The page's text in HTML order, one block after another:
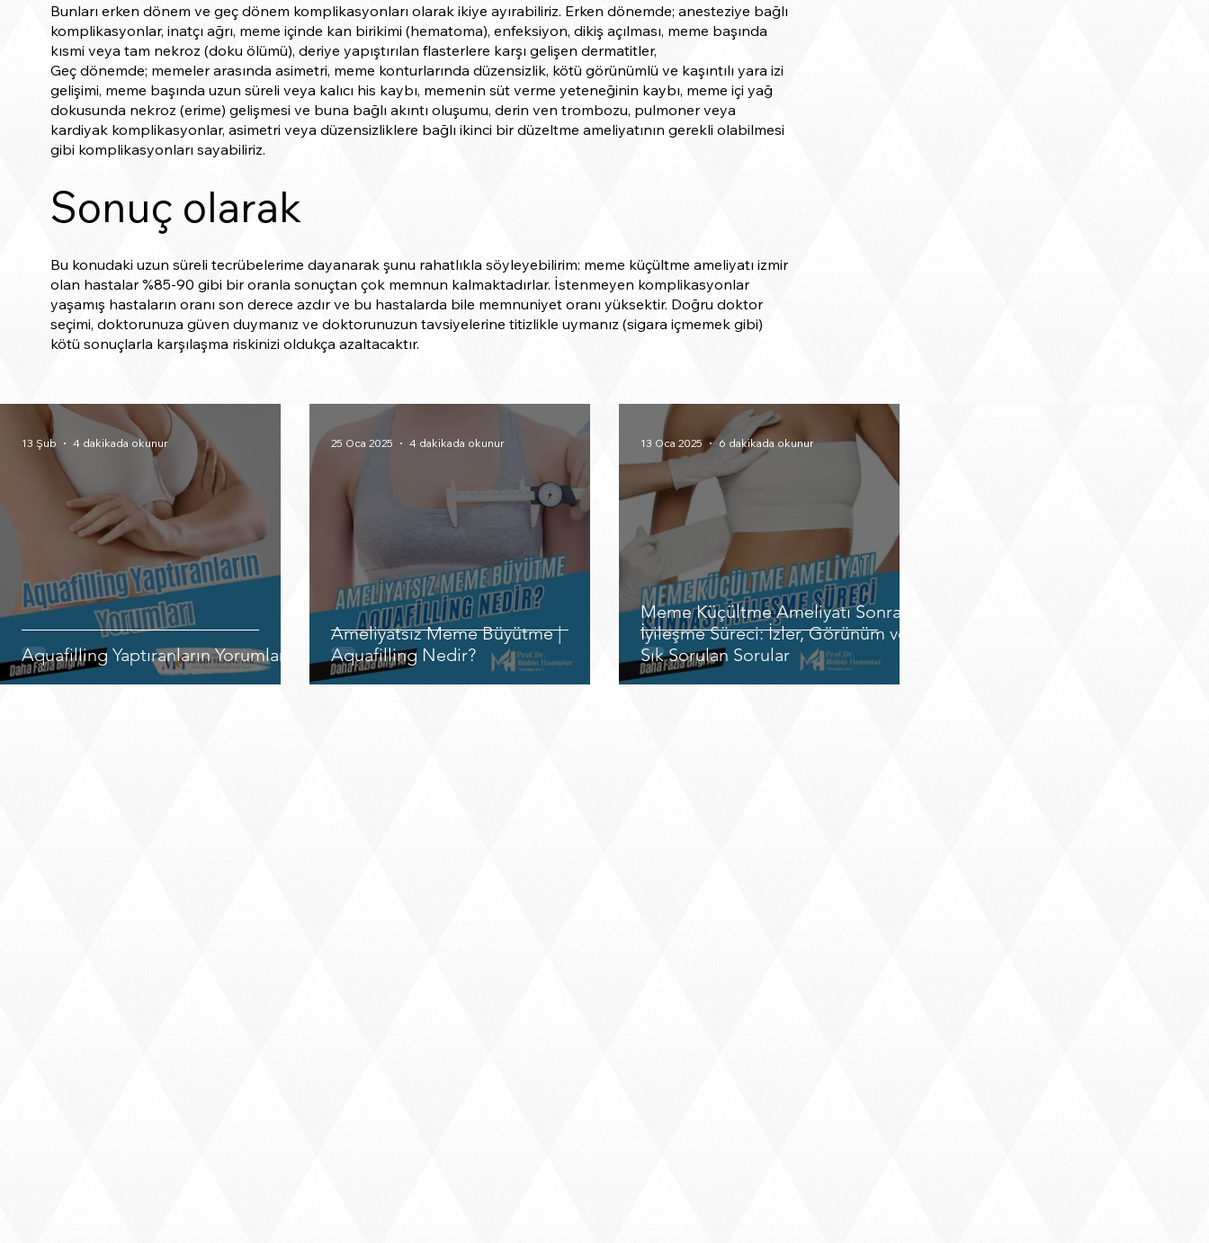
Bunları erken dönem ve geç dönem komplikasyonları olarak ikiye ayırabiliriz. Erken dönemde; anesteziye bağlı
komplikasyonlar, inatçı ağrı, meme içinde kan birikimi (hematoma), enfeksiyon, dikiş açılması, meme başında
kısmi veya tam nekroz (doku ölümü), deriye yapıştırılan flasterlere karşı gelişen dermatitler,
Geç dönemde; memeler arasında asimetri, meme konturlarında düzensizlik, kötü görünümlü ve kaşıntılı yara izi
gelişimi, meme başında uzun süreli veya kalıcı his kaybı, memenin süt verme yeteneğinin kaybı, meme içi yağ
dokusunda nekroz (erime) gelişmesi ve buna bağlı akıntı oluşumu, derin ven trombozu, pulmoner veya
kardiyak komplikasyonlar, asimetri veya düzensizliklere bağlı ikinci bir düzeltme ameliyatının gerekli olabilmesi
gibi komplikasyonları sayabiliriz.
Sonuç olarak
Bu konudaki uzun süreli tecrübelerime dayanarak şunu rahatlıkla söyleyebilirim: meme küçültme ameliyatı izmir
olan hastalar %85-90 gibi bir oranla sonuçtan çok memnun kalmaktadırlar. İstenmeyen komplikasyonlar
yaşamış hastaların oranı son derece azdır ve bu hastalarda bile memnuniyet oranı yüksektir. Doğru doktor
seçimi, doktorunuza güven duymanız ve doktorunuzun tavsiyelerine titizlikle uymanız (sigara içmemek gibi)
kötü sonuçlarla karşılaşma riskinizi oldukça azaltacaktır.
Aquafilling Yaptıranların Yorumları
13 Şub 4 dakikada okunur
Ameliyatsız Meme Büyütme |
Aquafilling Nedir?
25 Oca 2025 4 dakikada okunur
Meme Küçültme Ameliyatı Sonrası
İyileşme Süreci: İzler, Görünüm ve
Sık Sorulan Sorular
13 Oca 2025 6 dakikada okunur